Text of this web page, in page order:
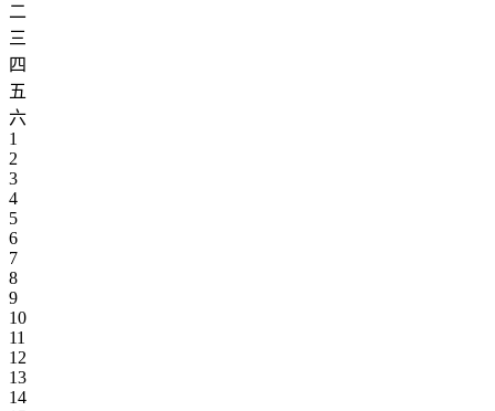
二
三
四
五
六
1
2
3
4
5
6
7
8
9
10
11
12
13
14